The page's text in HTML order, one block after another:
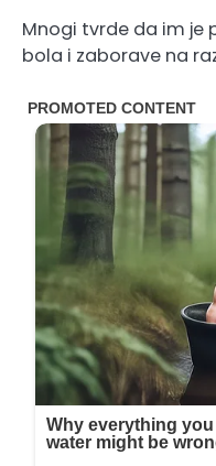
Mnogi tvrde da im je
bola i zaborave na